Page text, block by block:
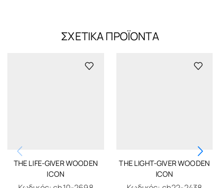
ΣΧΕΤΙΚΆ ΠΡΟΪΌΝΤΑ
THE LIFE-GIVER WOODEN
ICON
THE LIGHT-GIVER WOODEN
ICON